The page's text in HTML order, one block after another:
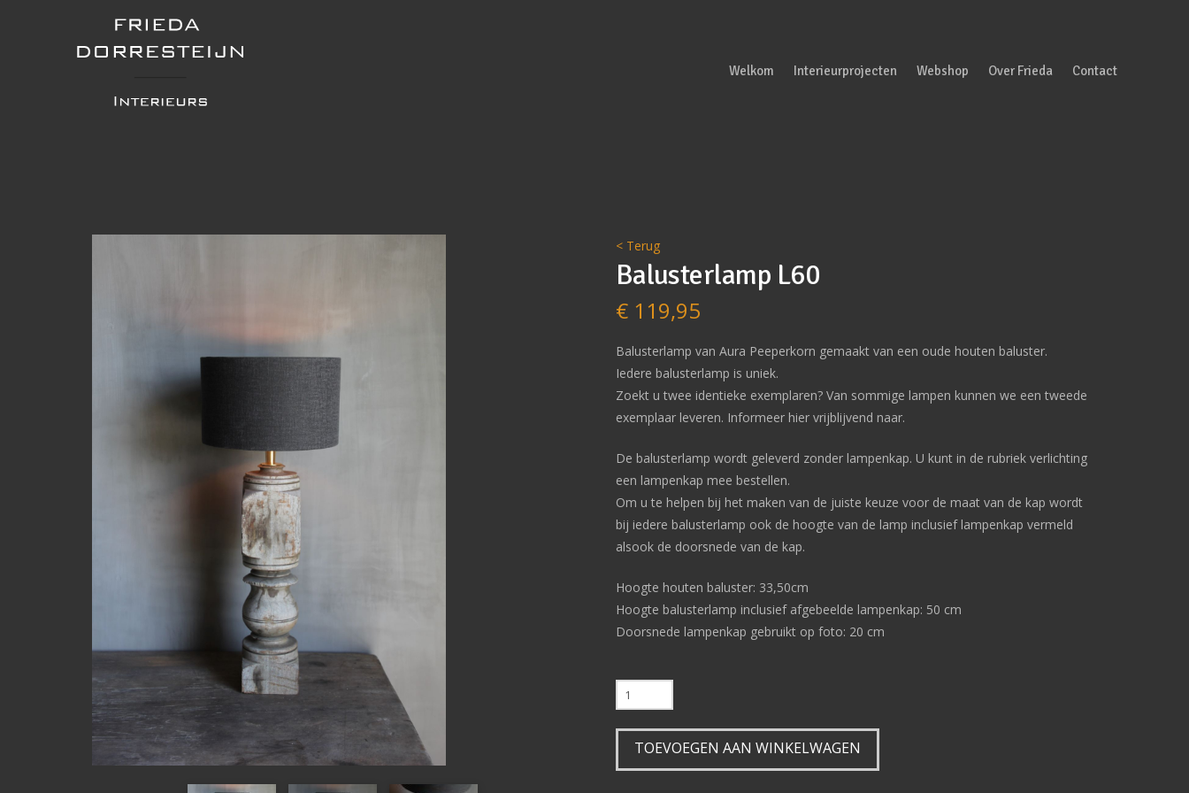
Welkom Interieurprojecten Webshop Over Frieda Contact
< Terug
Balusterlamp L60
€119,95
Balusterlamp van Aura Peeperkorn gemaakt van een oude houten baluster.
Iedere balusterlamp is uniek.
Zoekt u twee identieke exemplaren? Van sommige lampen kunnen we een tweede
exemplaar leveren. Informeer hier vrijblijvend naar.
De balusterlamp wordt geleverd zonder lampenkap. U kunt in de rubriek verlichting
een lampenkap mee bestellen.
Om u te helpen bij het maken van de juiste keuze voor de maat van de kap wordt
bij iedere balusterlamp ook de hoogte van de lamp inclusief lampenkap vermeld
alsook de doorsnede van de kap.
Hoogte houten baluster: 33,50cm
Hoogte balusterlamp inclusief afgebeelde lampenkap: 50 cm
Doorsnede lampenkap gebruikt op foto: 20 cm
Balusterlamp
L60
aantal
TOEVOEGEN AAN WINKELWAGEN